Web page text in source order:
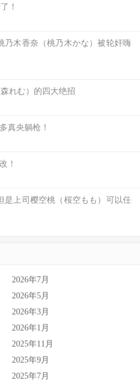
！
乃木香奈（桃乃木かな）被轮奸嗨
れむ）的四大绝招
真央躺枪！
！
是上司樱空桃（桜空もも）可以任
2026年7月
2026年5月
2026年3月
2026年1月
2025年11月
2025年9月
2025年7月